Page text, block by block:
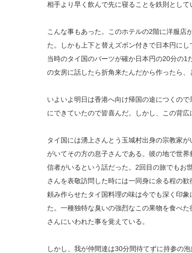
相手より早く飲んで先に寝ることを鉄則として
こんな事もあった。このホテルの2階に洋服店
た。しかも上下と替えズボン付きで日本円に
当時のタイ国のバーツが確か日本円の20分の
の女房に話したら折角来たんだから作ったら
いよいよ明日は香港へ向け帰国の途につくの
にできていたので皆喜んだ。しかし、この背広
タイ国には湧上さんとう玉城村出身の宗教家
がいてその方の息子さんである。彼の地で世
信者がいるという話だった。2回目の旅でもお
さんを表敬訪問した時には一同身に余る程の
頼み作らせたタイ国料理の味は今でも深く印
た。一種独特な臭いの強烈なこの果物を食べ
さんにいわれた事を覚えている。
しかし、我が仲間達は30分間待てずに持参の